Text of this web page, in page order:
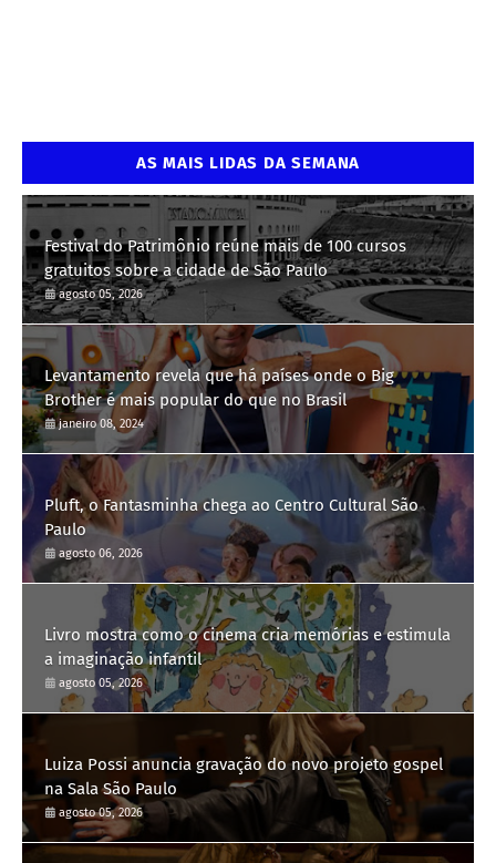
AS MAIS LIDAS DA SEMANA
Festival do Patrimônio reúne mais de 100 cursos
gratuitos sobre a cidade de São Paulo
agosto 05, 2026
Levantamento revela que há países onde o Big
Brother é mais popular do que no Brasil
janeiro 08, 2024
Pluft, o Fantasminha chega ao Centro Cultural São
Paulo
agosto 06, 2026
Livro mostra como o cinema cria memórias e estimula
a imaginação infantil
agosto 05, 2026
Luiza Possi anuncia gravação do novo projeto gospel
na Sala São Paulo
agosto 05, 2026